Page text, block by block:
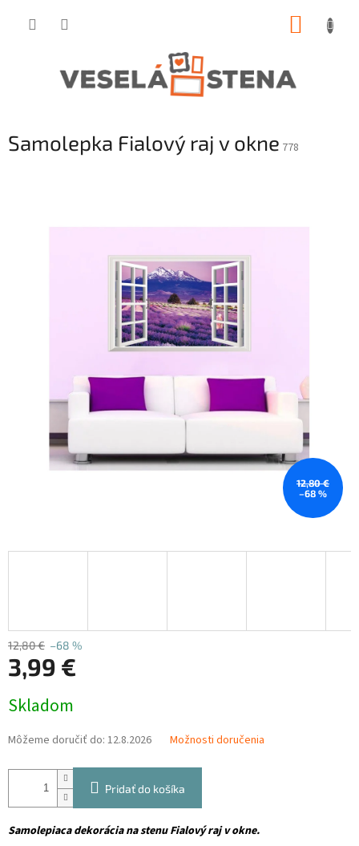
Samolepka Fialový raj v okne 778
12,80 €
–68 %
12,80 € –68 %
3,99 €
cena:
Skladom
Môžeme doručiť do: 12.8.2026 Možnosti doručenia
Pridať do košíka
Samolepiaca dekorácia na stenu Fialový raj v okne.